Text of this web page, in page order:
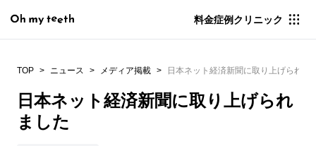
料金症例クリニック
TOP ニュース メディア掲載 日本ネット経済新聞に取り上げられま
日本ネット経済新聞に取り上げられ
ました